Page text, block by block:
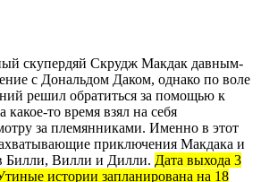
скупердяй Скрудж Макдак давным-
с Дональдом Даком, однако по воле
решил обратиться за помощью к
то время взял на себя
за племянниками. Именно в этот
приключения Макдака и
Билли, Вилли и Дилли. Дата выхода 3
истории запланирована на 18